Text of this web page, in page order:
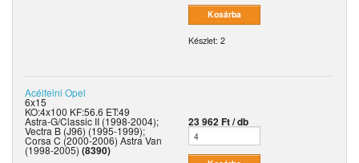
Készlet: 2
Acélfelni Opel
6x15
KO:4x100 KF:56.6 ET:49
Astra-G/Classic II (1998-2004);
Vectra B (J96) (1995-1999);
Corsa C (2000-2006) Astra Van
(1998-2005) (8390)
23 962 Ft / db